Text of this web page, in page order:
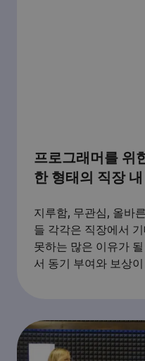
프로그래머를 위
한 형태의 직장
지루함, 무관심, 올바
들 각각은 직장에서
못하는 많은 이유가
서 동기 부여와 보상